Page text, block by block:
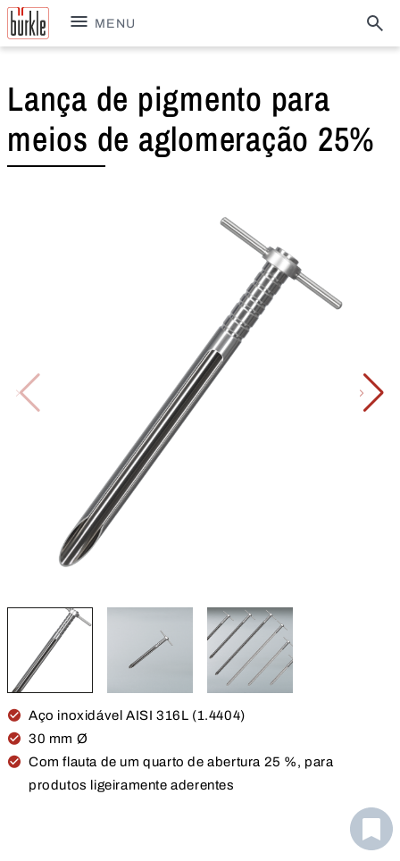
MENU
Lança de pigmento para
meios de aglomeração 25%
Aço inoxidável AISI 316L (1.4404)
30 mm Ø
Com flauta de um quarto de abertura 25 %, para
produtos ligeiramente aderentes